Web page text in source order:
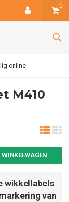
0
online
M410
WINKELWAGEN
wikkellabels
van